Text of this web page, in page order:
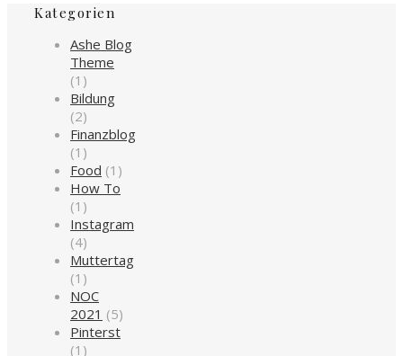
Kategorien
Ashe Blog
Theme
(1)
Bildung
(2)
Finanzblog
(1)
Food (1)
How To
(1)
Instagram
(4)
Muttertag
(1)
NOC
2021 (5)
Pinterst
(1)